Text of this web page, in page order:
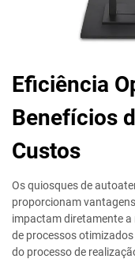
Eficiência
Benefícios
Custos
Os quiosques de
proporcionam
impactam diretamente
de processos
do processo de